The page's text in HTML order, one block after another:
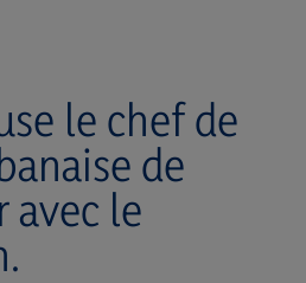
le chef de
de
avec le